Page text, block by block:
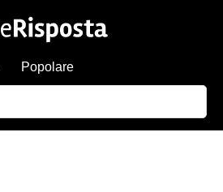
Popolare